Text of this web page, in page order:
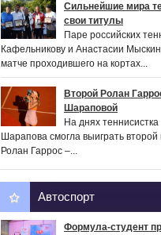
Сильнейшие мира
свои титулы
Паре российских
Кафельникову и Анастасии
матче проходившего на кортах...
Второй Ролан
Шараповой
На днях
Шарапова смогла выиграть второй
Ролан Гаррос –...
Автоспорт
Формула-студент